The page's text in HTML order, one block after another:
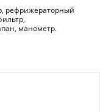
рефрижераторный
манометр.